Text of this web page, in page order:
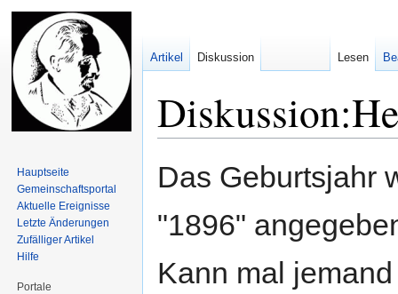
Navigation
Suche
Das Geburtsjahr
"1896"
Kann mal
Artikel Diskussion Lesen
Hauptseite
Gemeinschafts­portal
Aktuelle Ereignisse
Letzte Änderungen
Zufälliger Artikel
Hilfe
Portale